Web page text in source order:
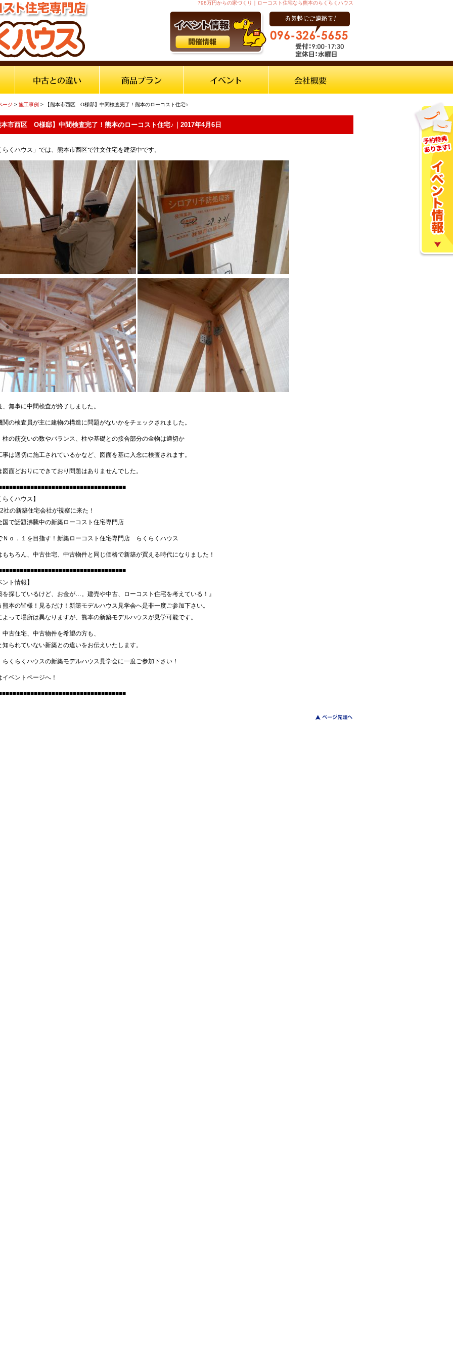
798万円からの家づくり｜ローコスト住宅なら熊本のらくらくハウス
ージ > 施工事例 > 【熊本市西区 O様邸】中間検査完了！熊本のローコスト住宅♪
市西区 O様邸】中間検査完了！熊本のローコスト住宅♪｜2017年4月6日
らくハウス」では、熊本市西区で注文住宅を建築中です。
、無事に中間検査が終了しました。
関の検査員が主に建物の構造に問題がないかをチェックされました。
柱の筋交いの数やバランス、柱や基礎との接合部分の金物は適切か
事は適切に施工されているかなど、図面を基に入念に検査されます。
図面どおりにできており問題はありませんでした。
らくハウス】
社の新築住宅会社が視察に来た！
国で話題沸騰中の新築ローコスト住宅専門店
Ｎｏ．１を目指す！新築ローコスト住宅専門店 らくらくハウス
もちろん、中古住宅、中古物件と同じ価格で新築が買える時代になりました！
ト情報】
を探しているけど、お金が…。建売や中古、ローコスト住宅を考えている！』
熊本の皆様！見るだけ！新築モデルハウス見学会へ是非一度ご参加下さい。
よって場所は異なりますが、熊本の新築モデルハウスが見学可能です。
中古住宅、中古物件を希望の方も、
知られていない新築との違いをお伝えいたします。
らくらくハウスの新築モデルハウス見学会に一度ご参加下さい！
イベントページへ！